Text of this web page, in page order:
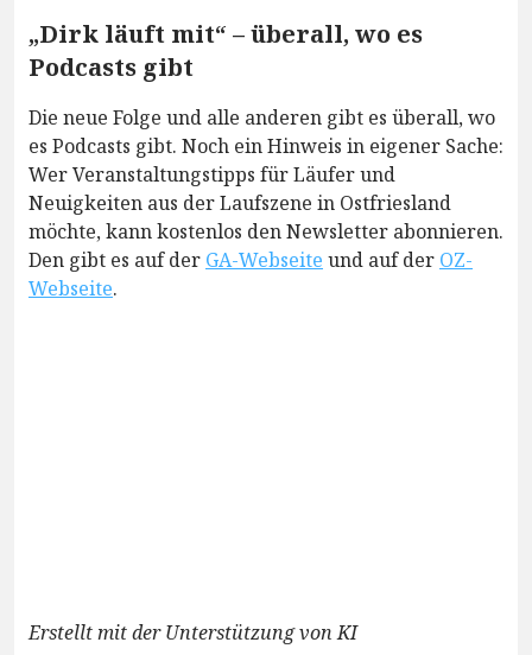
„Dirk läuft mit“ – überall, wo es
Podcasts gibt
Die neue Folge und alle anderen gibt es überall, wo
es Podcasts gibt. Noch ein Hinweis in eigener Sache:
Wer Veranstaltungstipps für Läufer und
Neuigkeiten aus der Laufszene in Ostfriesland
möchte, kann kostenlos den Newsletter abonnieren.
Den gibt es auf der GA-Webseite und auf der OZ-
Webseite.
Erstellt mit der Unterstützung von KI